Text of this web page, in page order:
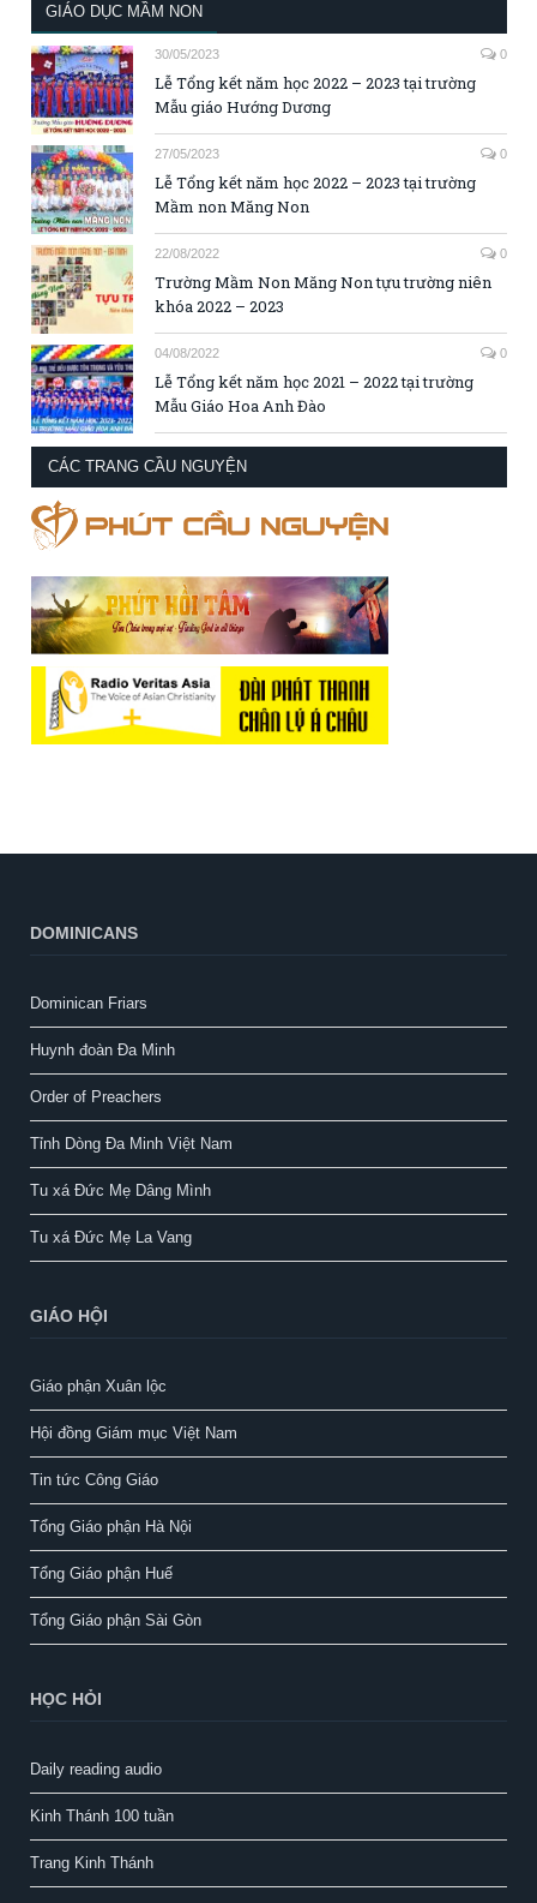
GIÁO DỤC MẦM NON
30/05/2023 0
Lễ Tổng kết năm học 2022 – 2023 tại trường
Mẫu giáo Hướng Dương
27/05/2023 0
Lễ Tổng kết năm học 2022 – 2023 tại trường
Mầm non Măng Non
22/08/2022 0
Trường Mầm Non Măng Non tựu trường niên
khóa 2022 – 2023
04/08/2022 0
Lễ Tổng kết năm học 2021 – 2022 tại trường
Mẫu Giáo Hoa Anh Đào
CÁC TRANG CẦU NGUYỆN
DOMINICANS
Dominican Friars
Huynh đoàn Đa Minh
Order of Preachers
Tỉnh Dòng Đa Minh Việt Nam
Tu xá Đức Mẹ Dâng Mình
Tu xá Đức Mẹ La Vang
GIÁO HỘI
Giáo phận Xuân lộc
Hội đồng Giám mục Việt Nam
Tin tức Công Giáo
Tổng Giáo phận Hà Nội
Tổng Giáo phận Huế
Tổng Giáo phận Sài Gòn
HỌC HỎI
Daily reading audio
Kinh Thánh 100 tuần
Trang Kinh Thánh